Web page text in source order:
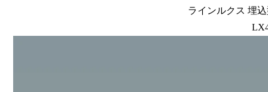
ラインルクス 埋